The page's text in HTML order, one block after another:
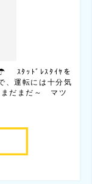
ｽﾀｯﾄﾞﾚｽﾀｲﾔを
運転には十分気
だまだ～ マツ